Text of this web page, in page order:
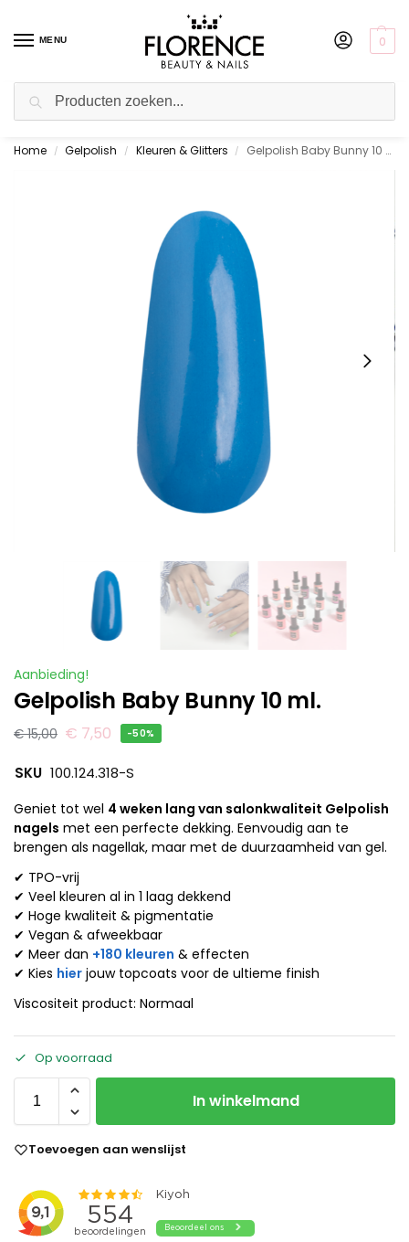
MENU 0
Gratis ophalen in de showroom
Home / Gelpolish / Kleuren & Glitters / Gelpolish Baby Bunny 10 ml.
Aanbieding!
Gelpolish Baby Bunny 10 ml.
€15,00 € 7,50 -50%
SKU 100.124.318-S
Geniet tot wel 4 weken lang van salonkwaliteit Gelpolish
nagels met een perfecte dekking. Eenvoudig aan te
brengen als nagellak, maar met de duurzaamheid van gel.
✔ TPO-vrij
✔ Veel kleuren al in 1 laag dekkend
✔ Hoge kwaliteit & pigmentatie
✔ Vegan & afweekbaar
✔ Meer dan +180 kleuren & effecten
✔ Kies hier jouw topcoats voor de ultieme finish
Viscositeit product: Normaal
Op voorraad
In winkelmand
Toevoegen aan wenslijst